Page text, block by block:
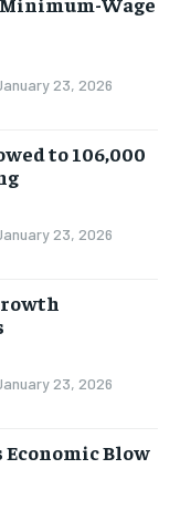
23, 2026
to 106,000
23, 2026
23, 2026
Blow